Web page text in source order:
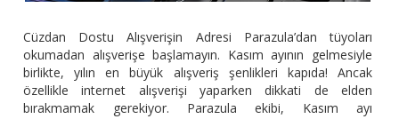
Cüzdan Dostu Alışverişin Adresi Parazula’dan tüyoları
okumadan alışverişe başlamayın. Kasım ayının gelmesiyle
birlikte, yılın en büyük alışveriş şenlikleri kapıda! Ancak
özellikle internet alışverişi yaparken dikkati de elden
bırakmamak gerekiyor. Parazula ekibi, Kasım ayı